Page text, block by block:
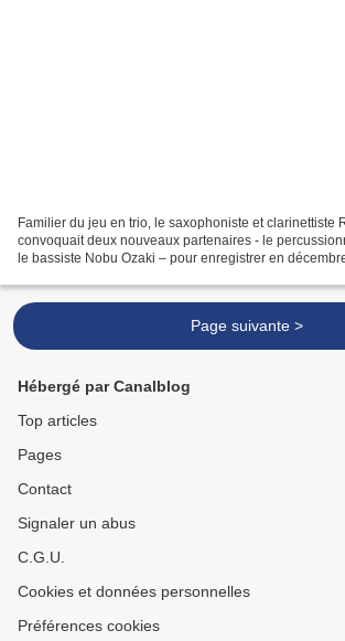
Familier du jeu en trio, le saxophoniste et clarinettiste
convoquait deux nouveaux partenaires - le
le bassiste Nobu Ozaki – pour enregistrer en
Page suivante >
Hébergé par Canalblog
Top articles
Pages
Contact
Signaler un abus
C.G.U.
Cookies et données personnelles
Préférences cookies